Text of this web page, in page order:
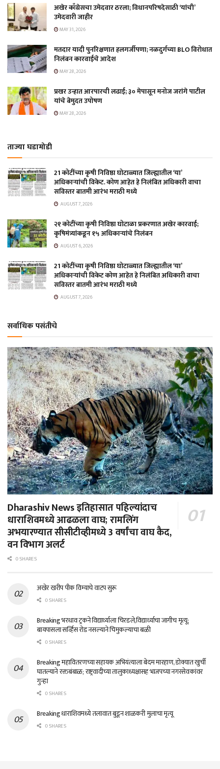
अखेर काँग्रेसचा उमेदवार ठरला; विधानपरिषदेसाठी ‘यांची’
उमेदवारी जाहीर
MAY 31, 2026
मतदार यादी पुनरिक्षणात हलगर्जीपणा; नळदुर्गच्या BLO विरोधात
निलंबन कारवाईचे आदेश
MAY 28, 2026
प्रखर उन्हात आरपारची लढाई; ३० मेपासून मनोज जरांगे पाटील
यांचे बेमुदत उपोषण
MAY 28, 2026
ताज्या घडामोडी
21 कोटींच्या कृषी निविष्ठा घोटाळ्यात जिल्ह्यातील ‘या’
अधिकाऱ्यांची विकेट. कोण आहेत हे निलंबित अधिकारी वाचा
सविस्तर बातमी आरंभ मराठी मध्ये
AUGUST 7, 2026
२१ कोटींच्या कृषी निविष्ठा घोटाळा प्रकरणात अखेर कारवाई;
कृषिमंत्र्यांकडून १५ अधिकाऱ्यांचे निलंबन
AUGUST 6, 2026
21 कोटींच्या कृषी निविष्ठा घोटाळ्यात जिल्ह्यातील ‘या’
अधिकाऱ्यांची विकेट कोण आहेत हे निलंबित अधिकारी वाचा
सविस्तर बातमी आरंभ मराठी मध्ये
AUGUST 7, 2026
सर्वाधिक पसंतीचे
Dharashiv News इतिहासात पहिल्यांदाच
धाराशिवमध्ये आढळला वाघ; रामलिंग
अभयारण्यात सीसीटीव्हीमध्ये 3 वर्षांचा वाघ कैद,
वन विभाग अलर्ट
0 SHARES
अखेर खरीप पीक विम्याचे वाटप सुरू
0 SHARES
Breaking भरधाव ट्रकने विद्यार्थ्याला चिरडले,विद्यार्थ्याचा जागीच मृत्यू;
बायपासला सर्व्हिस रोड नसल्याने चिमुकल्याचा बळी
0 SHARES
Breaking महावितरणच्या सहायक अभियंत्याला बेदम मारहाण, डोक्यात खुर्ची
घातल्याने रक्तबंबाळ; राष्ट्रवादीच्या तालुकाध्यक्षासह भाजपच्या नगरसेवकांवर
गुन्हा
0 SHARES
Breaking धाराशिवमध्ये तलावात बुडून शाळकरी मुलाचा मृत्यू
0 SHARES